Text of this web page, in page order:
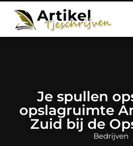
Je spullen
opslagruimte
Zuid bij de
Bedrijven